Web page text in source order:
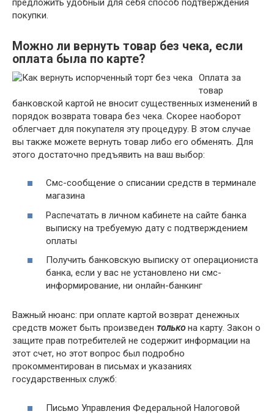
покупки.
Можно ли вернуть товар без чека, если
оплата была по карте?
Оплата за
товар
банковской картой не вносит существенных изменений в
порядок возврата товара без чека. Скорее наоборот
облегчает для покупателя эту процедуру. В этом случае
вы также можете вернуть товар либо его обменять. Для
этого достаточно предъявить на ваш выбор:
Смс-сообщение о списании средств в терминале
магазина
Распечатать в личном кабинете на сайте банка
выписку на требуемую дату с подтверждением
оплаты
Получить банковскую выписку от операциониста
банка, если у вас не установлено ни смс-
информирование, ни онлайн-банкинг
Важный нюанс: при оплате картой возврат денежных
средств может быть произведен толькона карту. Закон о
защите прав потребителей не содержит информации на
этот счет, но этот вопрос был подробно
прокомментирован в письмах и указаниях
государственных служб:
Письмо Управления Федеральной Налоговой